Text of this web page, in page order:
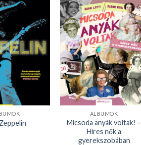
ALBUMOK
Micsoda anyák voltak! –
Híres nők a
gyerekszobában